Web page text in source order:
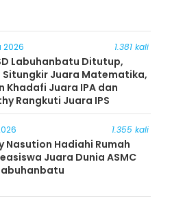
2026 1.381 kali
Labuhanbatu Ditutup,
Situngkir Juara Matematika,
Khadafi Juara IPA dan
Rangkuti Juara IPS
1.355 kali
Nasution Hadiahi Rumah
Juara Dunia ASMC